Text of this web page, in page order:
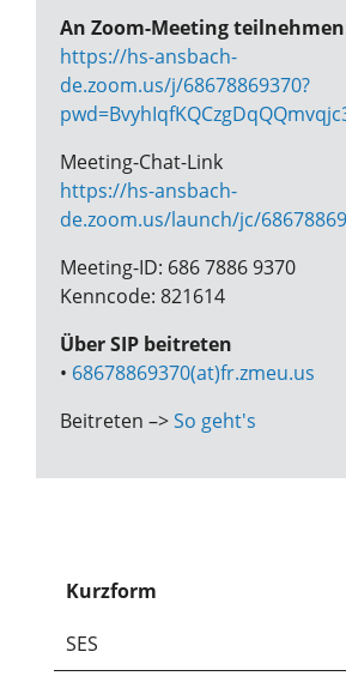
An Zoom-Meeting
https://hs-ansbach-
de.zoom.us/j/68678869370?
Meeting-Chat-Link
https://hs-ansbach-
de.zoom.us/launch/jc/
Meeting-ID: 686 7886 9370
Kenncode: 821614
Über SIP beitreten
• 68678869370(at)fr.zmeu.us
Beitreten –>So geht's
Kurzform
SES